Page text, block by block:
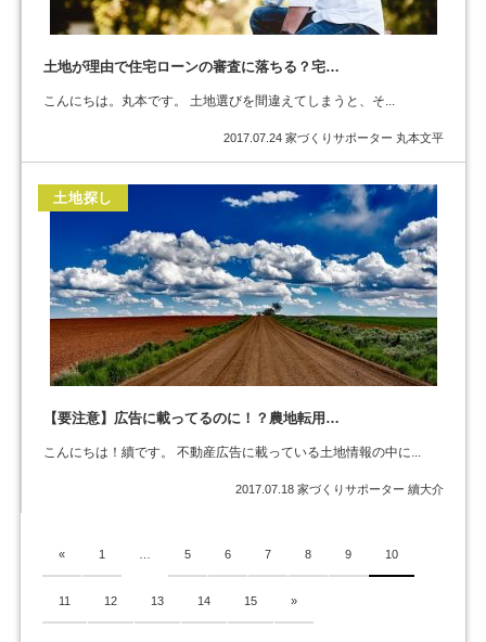
土地が理由で住宅ローンの審査に落ちる？宅…
こんにちは。丸本です。 土地選びを間違えてしまうと、そ...
2017.07.24 家づくりサポーター 丸本文平
土地探し
【要注意】広告に載ってるのに！？農地転用…
こんにちは！續です。 不動産広告に載っている土地情報の中に...
2017.07.18 家づくりサポーター 續大介
« 1 5 6 7 8 9 10
11 12 13 14 15 »